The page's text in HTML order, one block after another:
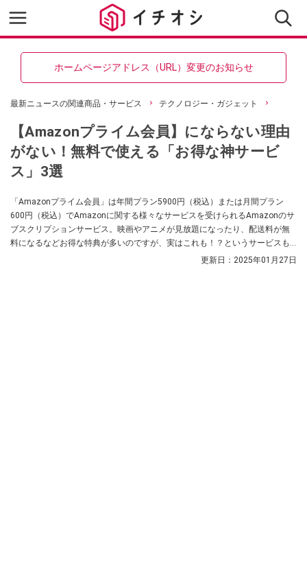
ホームページアドレス（URL）変更のお知らせ
最新ニュースの関連商品・サービス テクノロジー・ガジェット
【Amazonプライム会員】にならない理由
がない！無料で使える「お得な神サービ
ス」3選
「Amazonプライム会員」は年間プラン5900円（税込）または月間プラン
600円（税込）でAmazonに関する様々なサービスを受けられるAmazonのサ
ブスクリプションサービス。映画やアニメが見放題になったり、配送料が無
料になるなどお得な特典が多いのですが、実はこれも！？というサービスも
受けられるのだそう。今回はAmazonの情報に詳しい「きすけ/ガジェットの
更新日： 2025年01月27日